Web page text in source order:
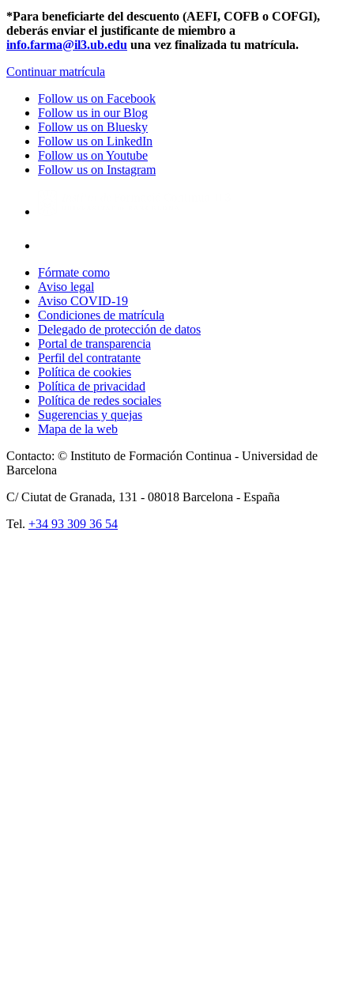
*Para beneficiarte del descuento (AEFI, COFB o COFGI),
deberás enviar el justificante de miembro a
info.farma@il3.ub.edu una vez finalizada tu matrícula.
Continuar matrícula
Follow us on Facebook
Follow us in our Blog
Follow us on Bluesky
Follow us on LinkedIn
Follow us on Youtube
Follow us on Instagram
Fórmate como
Aviso legal
Aviso COVID-19
Condiciones de matrícula
Delegado de protección de datos
Portal de transparencia
Perfil del contratante
Política de cookies
Política de privacidad
Política de redes sociales
Sugerencias y quejas
Mapa de la web
Contacto: © Instituto de Formación Continua - Universidad de
Barcelona
C/ Ciutat de Granada, 131 - 08018 Barcelona - España
Tel. +34 93 309 36 54